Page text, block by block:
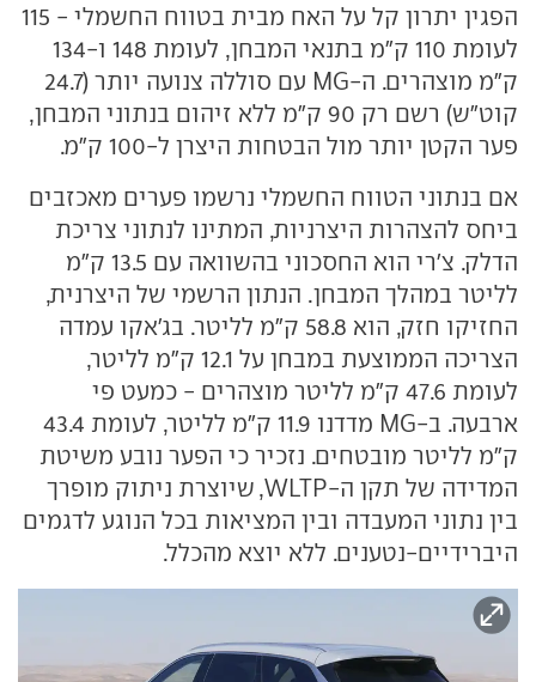
הפגין יתרון קל על האח מבית בטווח החשמלי - 115
לעומת 110 ק"מ בתנאי המבחן, לעומת 148 ו-134
ק"מ מוצהרים. ה-MG עם סוללה צנועה יותר (24.7
קוט"ש) רשם רק 90 ק"מ ללא זיהום בנתוני המבחן,
פער הקטן יותר מול הבטחות היצרן ל-100 ק"מ.
אם בנתוני הטווח החשמלי נרשמו פערים מאכזבים
ביחס להצהרות היצרניות, המתינו לנתוני צריכת
הדלק. צ'רי הוא החסכוני בהשוואה עם 13.5 ק"מ
לליטר במהלך המבחן. הנתון הרשמי של היצרנית,
החזיקו חזק, הוא 58.8 ק"מ לליטר. בג'אקו עמדה
הצריכה הממוצעת במבחן על 12.1 ק"מ לליטר,
לעומת 47.6 ק"מ לליטר מוצהרים - כמעט פי
ארבעה. ב-MG מדדנו 11.9 ק"מ לליטר, לעומת 43.4
ק"מ לליטר מובטחים. נזכיר כי הפער נובע משיטת
המדידה של תקן ה-WLTP, שיוצרת ניתוק מופרך
בין נתוני המעבדה ובין המציאות בכל הנוגע לדגמים
היברידיים-נטענים. ללא יוצא מהכלל.